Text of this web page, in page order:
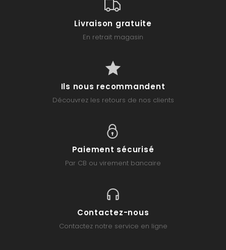
Livraison gratuite
En retrait magasin
Ils nous recommandent
Découvrez les retours de nos clients
Paiement sécurisé
Par CB ou virement bancaire
Contactez-nous
Contactez notre service en ligne